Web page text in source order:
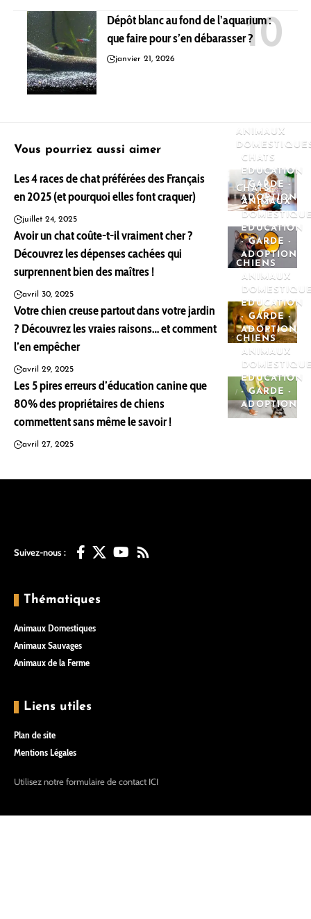
Dépôt blanc au fond de l’aquarium :
que faire pour s’en débarasser ?
janvier 21, 2026
Vous pourriez aussi aimer
ANIMAUX
CHATS
EDUCATION
- GARDE -
ADOPTION
Les 4 races de chat préférées des Français
en 2025 (et pourquoi elles font craquer)
juillet 24, 2025
CHATS
ANIMAUX
EDUCATION
- GARDE -
ADOPTION
Avoir un chat coûte-t-il vraiment cher ?
Découvrez les dépenses cachées qui
surprennent bien des maîtres !
avril 30, 2025
CHIENS
ANIMAUX
EDUCATION
- GARDE -
ADOPTION
Votre chien creuse partout dans votre jardin
? Découvrez les vraies raisons… et comment
l’en empêcher
avril 29, 2025
CHIENS
ANIMAUX
EDUCATION
- GARDE -
ADOPTION
Les 5 pires erreurs d’éducation canine que
80% des propriétaires de chiens
commettent sans même le savoir !
avril 27, 2025
Suivez-nous :
Thématiques
Animaux Domestiques
Animaux Sauvages
Animaux de la Ferme
Liens utiles
Plan de site
Mentions Légales
Utilisez notre formulaire de contact ICI